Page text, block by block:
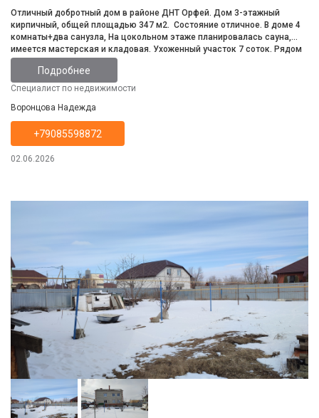
Отличный добротный дом в районе ДНТ Орфей. Дом 3-этажный
кирпичный, общей площадью 347 м2. Состояние отличное. В доме 4
комнаты+два санузла, На цокольном этаже планировалась сауна,
имеется мастерская и кладовая. Ухоженный участок 7 соток. Рядом
р. Саратовка. Инфраструктура развита.
Подробнее
Специалист по недвижимости
Воронцова Надежда
+79085598872
02.06.2026